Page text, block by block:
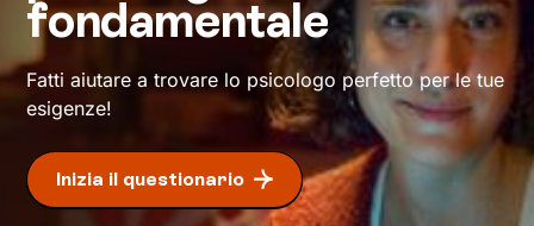
che intraprenderemo insieme terrò conto della
tua unicità e ti sosterrò nel modo più mirato
possibile, peravviare con efficacia il
cambiamento
desiderato.
fondamentale
Fatti aiutare a trovare lo psicologo perfetto per le tue
esigenze!
Inizia il questionario